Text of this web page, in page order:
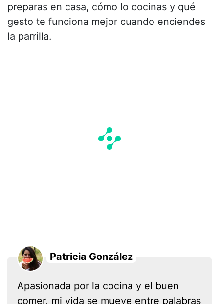
preparas en casa, cómo lo cocinas y qué
gesto te funciona mejor cuando enciendes
la parrilla.
Patricia González
Apasionada por la cocina y el buen
comer, mi vida se mueve entre palabras